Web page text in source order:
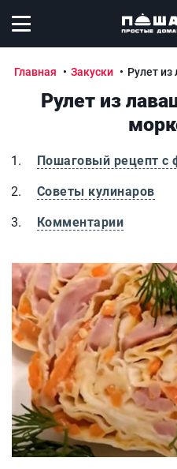
Открыть меню
Главная Закуски Рулет
Рулет из
Пошаговый рецепт с
Советы кулинаров
Комментарии
Рулет из лаваша с